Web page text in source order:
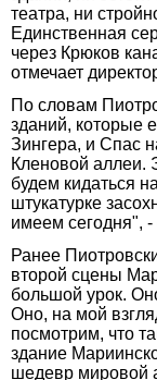
театра, ни
Единственная
через Крюков
отмечает
По словам
зданий, которые
Зингера, и Спас
Кленовой аллеи.
будем кидаться
штукатурке
имеем сегодня", -
Ранее
второй сцены
большой урок.
Оно, на мой
посмотрим, что
здание
шедевр мировой